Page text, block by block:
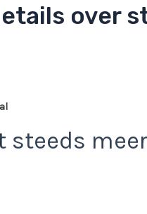
over
steeds